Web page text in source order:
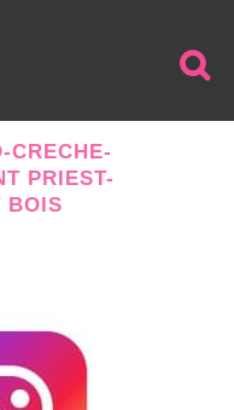
CRECHE-
PRIEST-
BOIS